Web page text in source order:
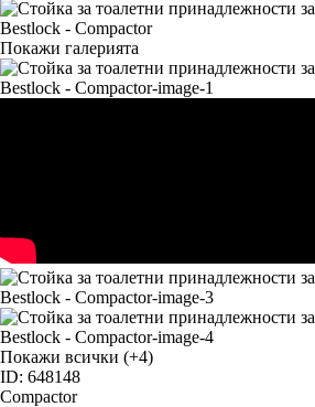
Покажи галерията
Покажи всички (+4)
ID: 648148
Compactor